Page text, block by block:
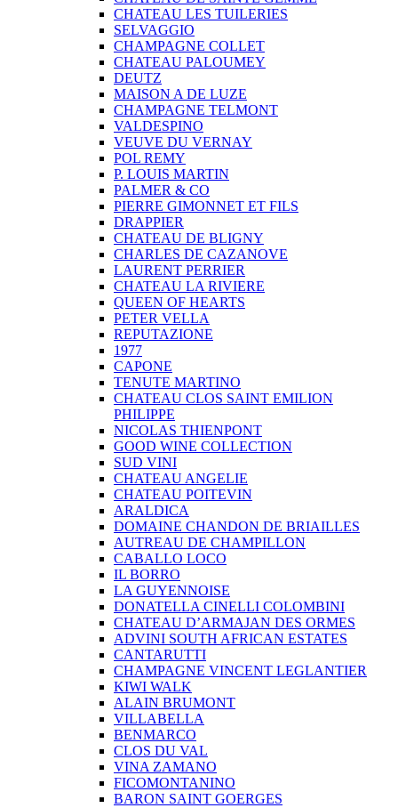
CHATEAU LES TUILERIES
SELVAGGIO
CHAMPAGNE COLLET
CHATEAU PALOUMEY
DEUTZ
MAISON A DE LUZE
CHAMPAGNE TELMONT
VALDESPINO
VEUVE DU VERNAY
POL REMY
P. LOUIS MARTIN
PALMER & CO
PIERRE GIMONNET ET FILS
DRAPPIER
CHATEAU DE BLIGNY
CHARLES DE CAZANOVE
LAURENT PERRIER
CHATEAU LA RIVIERE
QUEEN OF HEARTS
PETER VELLA
REPUTAZIONE
1977
CAPONE
TENUTE MARTINO
CHATEAU CLOS SAINT EMILION
PHILIPPE
NICOLAS THIENPONT
GOOD WINE COLLECTION
SUD VINI
CHATEAU ANGELIE
CHATEAU POITEVIN
ARALDICA
DOMAINE CHANDON DE BRIAILLES
AUTREAU DE CHAMPILLON
CABALLO LOCO
IL BORRO
LA GUYENNOISE
DONATELLA CINELLI COLOMBINI
CHATEAU D’ARMAJAN DES ORMES
ADVINI SOUTH AFRICAN ESTATES
CANTARUTTI
CHAMPAGNE VINCENT LEGLANTIER
KIWI WALK
ALAIN BRUMONT
VILLABELLA
BENMARCO
CLOS DU VAL
VINA ZAMANO
FICOMONTANINO
BARON SAINT GOERGES